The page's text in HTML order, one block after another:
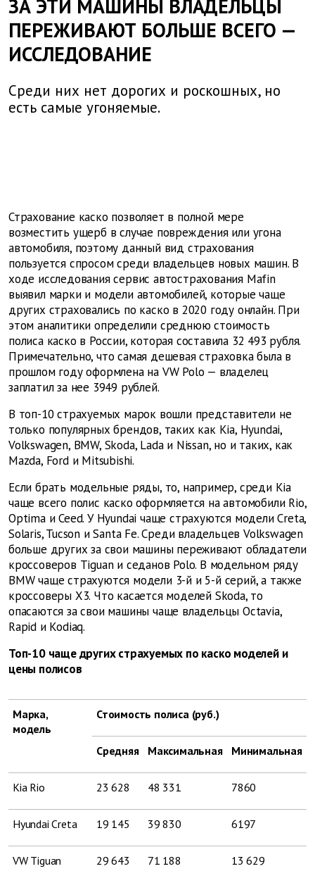
ЗА ЭТИ МАШИНЫ ВЛАДЕЛЬЦЫ
ПЕРЕЖИВАЮТ БОЛЬШЕ ВСЕГО —
ИССЛЕДОВАНИЕ
Среди них нет дорогих и роскошных, но
есть самые угоняемые.
Страхование каско позволяет в полной мере
возместить ущерб в случае повреждения или угона
автомобиля, поэтому данный вид страхования
пользуется спросом среди владельцев новых машин. В
ходе исследования сервис автострахования Mafin
выявил марки и модели автомобилей, которые чаще
других страховались по каско в 2020 году онлайн. При
этом аналитики определили среднюю стоимость
полиса каско в России, которая составила 32 493 рубля.
Примечательно, что самая дешевая страховка была в
прошлом году оформлена на VW Polo — владелец
заплатил за нее 3949 рублей.
В топ-10 страхуемых марок вошли представители не
только популярных брендов, таких как Kia, Hyundai,
Volkswagen, BMW, Skoda, Lada и Nissan, но и таких, как
Mazda, Ford и Mitsubishi.
Если брать модельные ряды, то, например, среди Kia
чаще всего полис каско оформляется на автомобили Rio,
Optima и Ceed. У Hyundai чаще страхуются модели Creta,
Solaris, Tucson и Santa Fe. Среди владельцев Volkswagen
больше других за свои машины переживают обладатели
кроссоверов Tiguan и седанов Polo. В модельном ряду
BMW чаще страхуются модели 3-й и 5-й серий, а также
кроссоверы Х3. Что касается моделей Skoda, то
опасаются за свои машины чаще владельцы Octavia,
Rapid и Kodiaq.
Топ-10 чаще других страхуемых по каско моделей и
цены полисов
Марка,
модель
Стоимость полиса (руб.)
Средняя Максимальная Минимальная
Kia Rio 23 628 48 331 7860
Hyundai Creta 19 145 39 830 6197
VW Tiguan 29 643 71 188 13 629